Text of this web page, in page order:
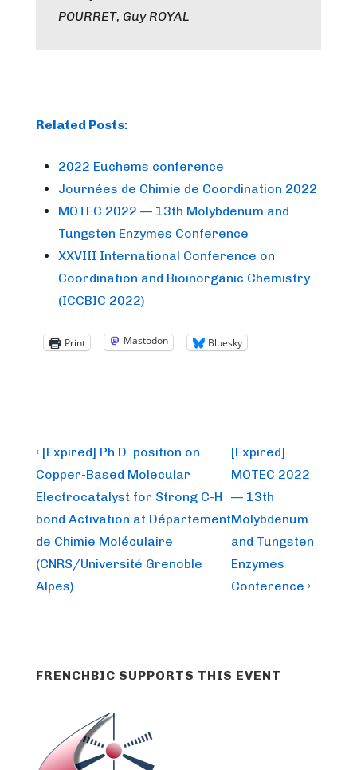
POURRET, Guy ROYAL
Related Posts:
2022 Euchems conference
Journées de Chimie de Coordination 2022
MOTEC 2022 — 13th Molybdenum and
Tungsten Enzymes Conference
XXVIII International Conference on
Coordination and Bioinorganic Chemistry
(ICCBIC 2022)
Print Mastodon Bluesky
Post
navigation
Previous
Post
is
‹ [Expired] Ph.D. position on
Copper-Based Molecular
Electrocatalyst for Strong C-H
bond Activation at Département
de Chimie Moléculaire
(CNRS/Université Grenoble
Alpes)
Next
Post
is
[Expired]
MOTEC 2022
— 13th
Molybdenum
and Tungsten
Enzymes
Conference ›
FRENCHBIC SUPPORTS THIS EVENT